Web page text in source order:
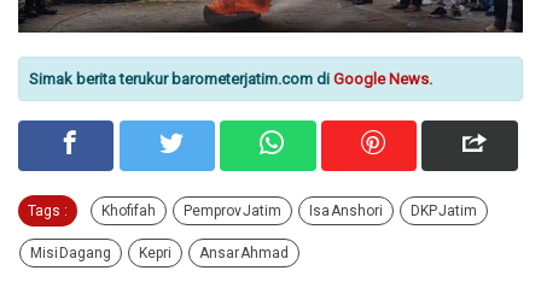
Simak berita terukur barometerjatim.com di Google News.
Tags : Khofifah Pemprov Jatim Isa Anshori DKP Jatim
Misi Dagang Kepri Ansar Ahmad